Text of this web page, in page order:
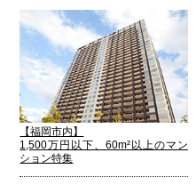
【福岡市内】
1,500万円以下、60m²以上のマン
ション特集